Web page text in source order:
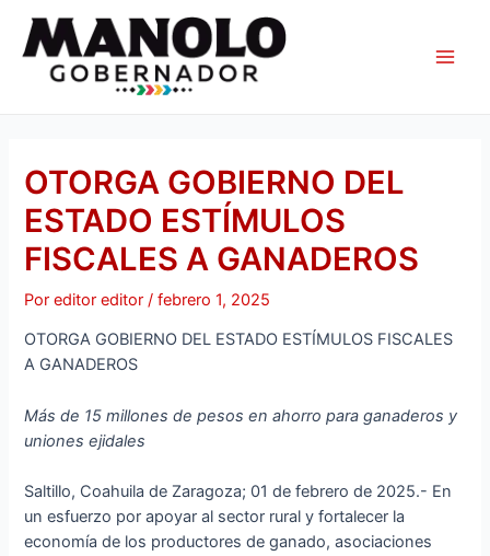
contenido
OTORGA GOBIERNO DEL
ESTADO ESTÍMULOS
FISCALES A GANADEROS
Poreditor editor/febrero 1, 2025
OTORGA GOBIERNO DEL ESTADO ESTÍMULOS FISCALES
A GANADEROS
Más de 15 millones de pesos en ahorro para ganaderos y
uniones ejidales
Saltillo, Coahuila de Zaragoza; 01 de febrero de 2025.- En
un esfuerzo por apoyar al sector rural y fortalecer la
economía de los productores de ganado, asociaciones
de
entradas